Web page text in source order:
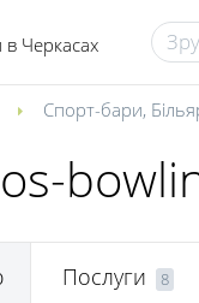
в Черкасах
Спорт-бари,
Послуги 8